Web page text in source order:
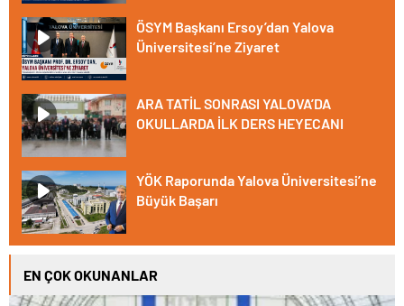
ÖSYM Başkanı Ersoy’dan Yalova
Üniversitesi’ne Ziyaret
ARA TATİL SONRASI YALOVA’DA
OKULLARDA İLK DERS HEYECANI
YÖK Raporunda Yalova Üniversitesi’ne
Büyük Başarı
EN ÇOK OKUNANLAR